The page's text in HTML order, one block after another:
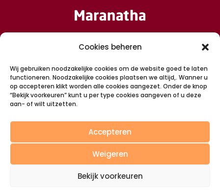
Cookies beheren
Wij gebruiken noodzakelijke cookies om de website goed te laten
functioneren. Noodzakelijke cookies plaatsen we altijd,. Wanner u
op accepteren klikt worden alle cookies aangezet. Onder de knop
“Bekijk voorkeuren” kunt u per type cookies aangeven of u deze
aan- of wilt uitzetten.
Accepteren
Weigeren
Bekijk voorkeuren
© Hervormde Schoolvereniging te Nijkerk
Website gemaakt door:Zout design en